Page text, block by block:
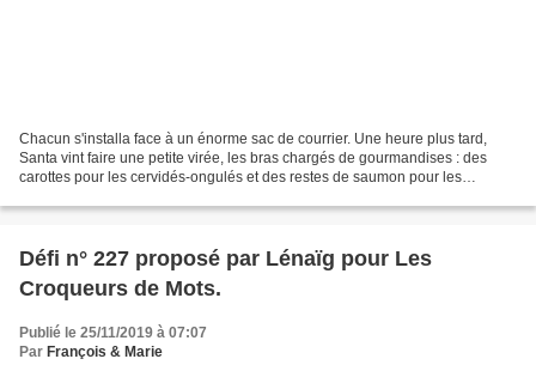
Chacun s'installa face à un énorme sac de courrier. Une heure plus tard,
Santa vint faire une petite virée, les bras chargés de gourmandises : des
carottes pour les cervidés-ongulés et des restes de saumon pour les
Défi n° 227 proposé par Lénaïg pour Les
Croqueurs de Mots.
Publié le 25/11/2019 à 07:07
Par François & Marie